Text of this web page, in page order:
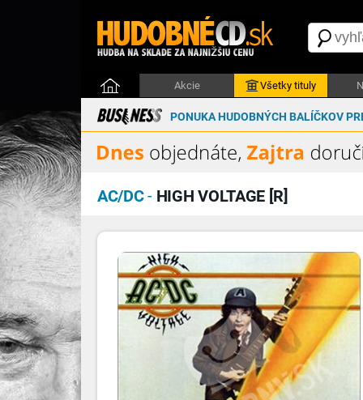
Akcie Všetky tituly
PONUKA HUDOBNÝCH BALÍČKOV
AC/DC- HIGH VOLTAGE [R]